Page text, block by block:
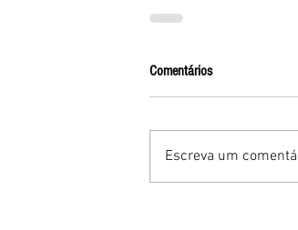
Comentários
Escreva um